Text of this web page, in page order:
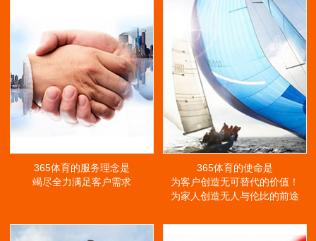
365体育的服务理念是
竭尽全力满足客户需求
365体育的使命是
为客户创造无可替代的价值！
为家人创造无人与伦比的前途